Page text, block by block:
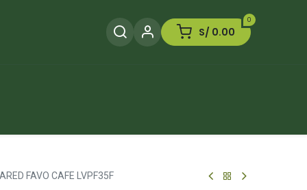
0
S/ 0.00
FAVO CAFE LVPF35F